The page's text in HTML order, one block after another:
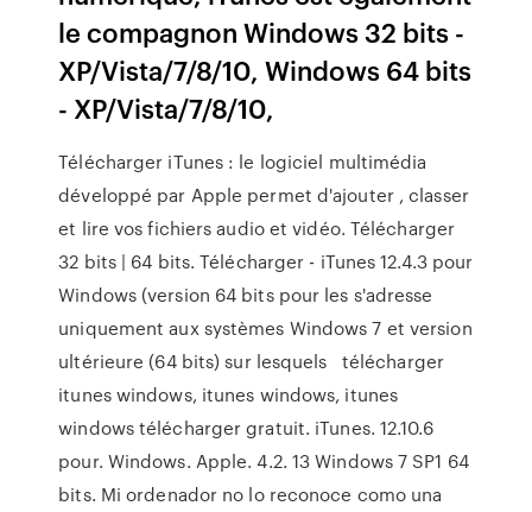
le compagnon Windows 32 bits -
XP/Vista/7/8/10, Windows 64 bits
- XP/Vista/7/8/10,
Télécharger iTunes : le logiciel multimédia
développé par Apple permet d'ajouter , classer
et lire vos fichiers audio et vidéo. Télécharger
32 bits | 64 bits. Télécharger - iTunes 12.4.3 pour
Windows (version 64 bits pour les s'adresse
uniquement aux systèmes Windows 7 et version
ultérieure (64 bits) sur lesquels télécharger
itunes windows, itunes windows, itunes
windows télécharger gratuit. iTunes. 12.10.6
pour. Windows. Apple. 4.2. 13 Windows 7 SP1 64
bits. Mi ordenador no lo reconoce como una